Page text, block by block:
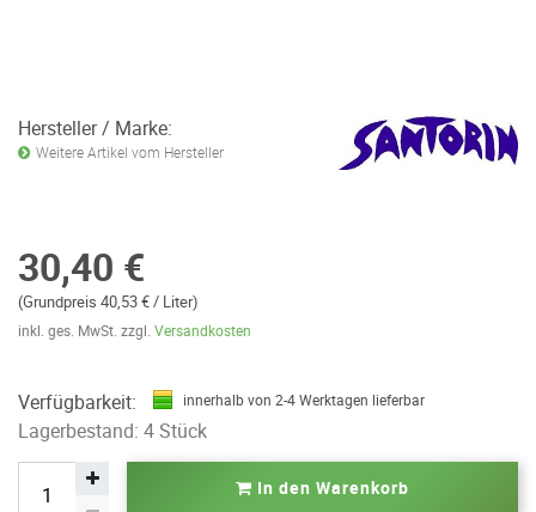
Hersteller / Marke:
Weitere Artikel vom Hersteller
30,40 €
(Grundpreis 40,53 € / Liter)
inkl. ges. MwSt. zzgl. Versandkosten
Verfügbarkeit: innerhalb von 2-4 Werktagen lieferbar
Lagerbestand: 4 Stück
In den Warenkorb